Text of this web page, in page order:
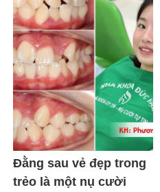
Đằng sau vẻ đẹp trong
trẻo là một nụ cười